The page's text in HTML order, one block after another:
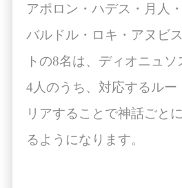
アポロン・ハデス・月人・
バルドル・ロキ・アヌビ
トの8名は、ディオニュソ
4人のうち、対応するルー
リアすることで神話ごと
るようになります。